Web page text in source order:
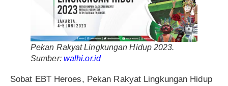
Pekan Rakyat Lingkungan Hidup 2023.
Sumber: walhi.or.id
Sobat EBT Heroes, Pekan Rakyat Lingkungan Hidup